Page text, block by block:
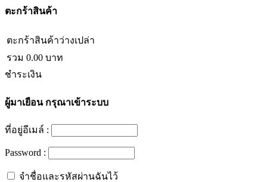
ตะกร้าสินค้า
ตะกร้าสินค้าว่างเปล่า
รวม 0.00 บาท
ชำระเงิน
ผู้มาเยือนกรุณาเข้าระบบ
ที่อยู่อีเมล์ :
Password :
จำชื่อและรหัสผ่านฉันไว้